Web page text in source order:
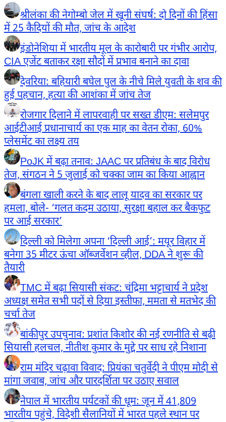
श्रीलंका की नेगोम्बो जेल में खूनी संघर्ष: दो दिनों की हिंसा
में 25 कैदियों की मौत, जांच के आदेश
इंडोनेशिया में भारतीय मूल के कारोबारी पर गंभीर आरोप,
CIA एजेंट बताकर रक्षा सौदों में प्रभाव बनाने का दावा
देवरिया: बहियारी बघेल पुल के नीचे मिले युवती के शव की
हुई पहचान, हत्या की आशंका में जांच तेज
रोजगार दिलाने में लापरवाही पर सख्त डीएम: सलेमपुर
आईटीआई प्रधानाचार्य का एक माह का वेतन रोका, 60%
प्लेसमेंट का लक्ष्य तय
PoJK में बढ़ा तनाव: JAAC पर प्रतिबंध के बाद विरोध
तेज, संगठन ने 5 जुलाई को चक्का जाम का किया आह्वान
बंगला खाली करने के बाद लालू यादव का सरकार पर
हमला, बोले- ‘गलत कदम उठाया, सुरक्षा बहाल कर बैकफुट
पर आई सरकार’
दिल्ली को मिलेगा अपना ‘दिल्ली आई’: मयूर विहार में
बनेगा 35 मीटर ऊंचा ऑब्जर्वेशन व्हील, DDA ने शुरू की
तैयारी
TMC में बढ़ा सियासी संकट: चंद्रिमा भट्टाचार्य ने प्रदेश
अध्यक्ष समेत सभी पदों से दिया इस्तीफा, ममता से मतभेद की
चर्चा तेज
बांकीपुर उपचुनाव: प्रशांत किशोर की नई रणनीति से बढ़ी
सियासी हलचल, नीतीश कुमार के मुद्दे पर साध रहे निशाना
राम मंदिर चढ़ावा विवाद: प्रियंका चतुर्वेदी ने पीएम मोदी से
मांगा जवाब, जांच और पारदर्शिता पर उठाए सवाल
नेपाल में भारतीय पर्यटकों की धूम: जून में 41,809
भारतीय पहुंचे, विदेशी सैलानियों में भारत पहले स्थान पर